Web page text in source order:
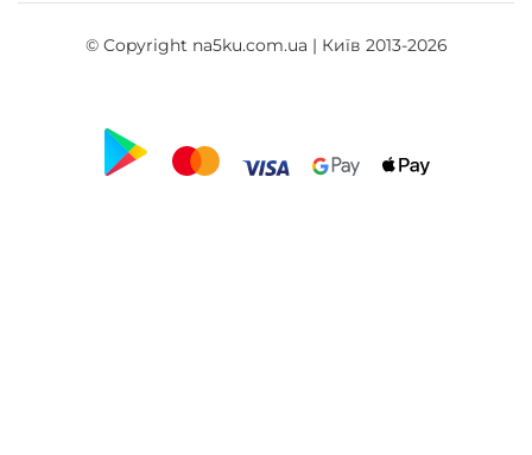
© Copyright na5ku.com.ua | Київ 2013-2026